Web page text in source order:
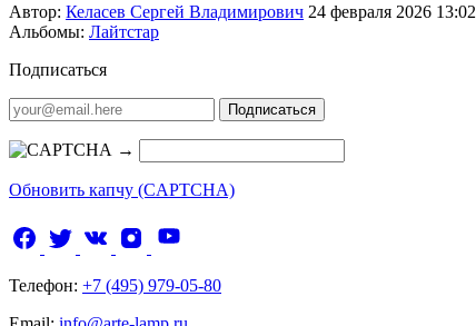
Автор: Келасев Сергей Владимирович 24 февраля 2026 13:02
Альбомы: Лайтстар
Подписаться
Подписаться
→
Обновить капчу (CAPTCHA)
Телефон: +7 (495) 979-05-80